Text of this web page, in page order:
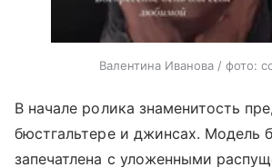
Валентина Иванова / фото:
В начале ролика знаменитость
бюстгальтере и джинсах. Модель
запечатлена с уложенными